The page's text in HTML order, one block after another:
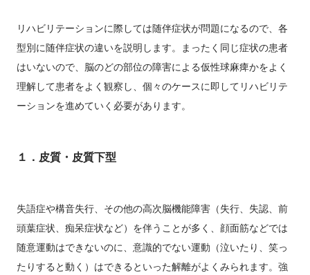
リハビリテーションに際しては随伴症状が問題になるので、各
型別に随伴症状の違いを説明します。まったく同じ症状の患者
はいないので、脳のどの部位の障害による仮性球麻痺かをよく
理解して患者をよく観察し、個々のケースに即してリハビリテ
ーションを進めていく必要があります。
１．皮質・皮質下型
失語症や構音失行、その他の高次脳機能障害（失行、失認、前
頭葉症状、痴呆症状など）を伴うことが多く、顔面筋などでは
随意運動はできないのに、意識的でない運動（泣いたり、笑っ
たりすると動く）はできるといった解離がよくみられます。強